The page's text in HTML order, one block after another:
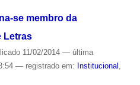
se membro da
Letras
11/02/2014 — última
— registrado em: Institucional ,